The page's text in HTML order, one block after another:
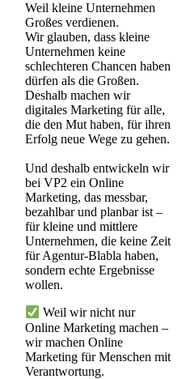
Weil kleine Unternehmen
Großes verdienen.
Wir glauben, dass kleine
Unternehmen keine
schlechteren Chancen haben
dürfen als die Großen.
Deshalb machen wir
digitales Marketing für alle,
die den Mut haben, für ihren
Erfolg neue Wege zu gehen.
Und deshalb entwickeln wir
bei VP2 ein Online
Marketing, das messbar,
bezahlbar und planbarist –
für kleine und mittlere
Unternehmen, die keine Zeit
für Agentur-Blabla haben,
sondern echte Ergebnisse
wollen.
Weil wir nicht nur
Online Marketing machen –
wir machen Online
Marketing für Menschen mit
Verantwortung.